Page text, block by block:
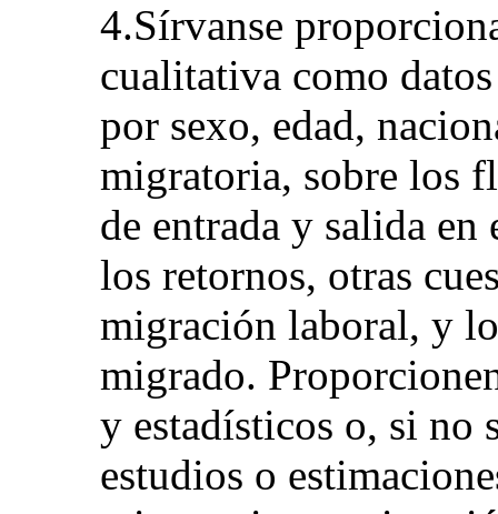
4.Sírvanse
cualitativa como
por sexo, edad,
migratoria, sobre los
de entrada y salida
los retornos, otras
migración laboral, y
migrado.
y estadísticos o, si no
estudios o